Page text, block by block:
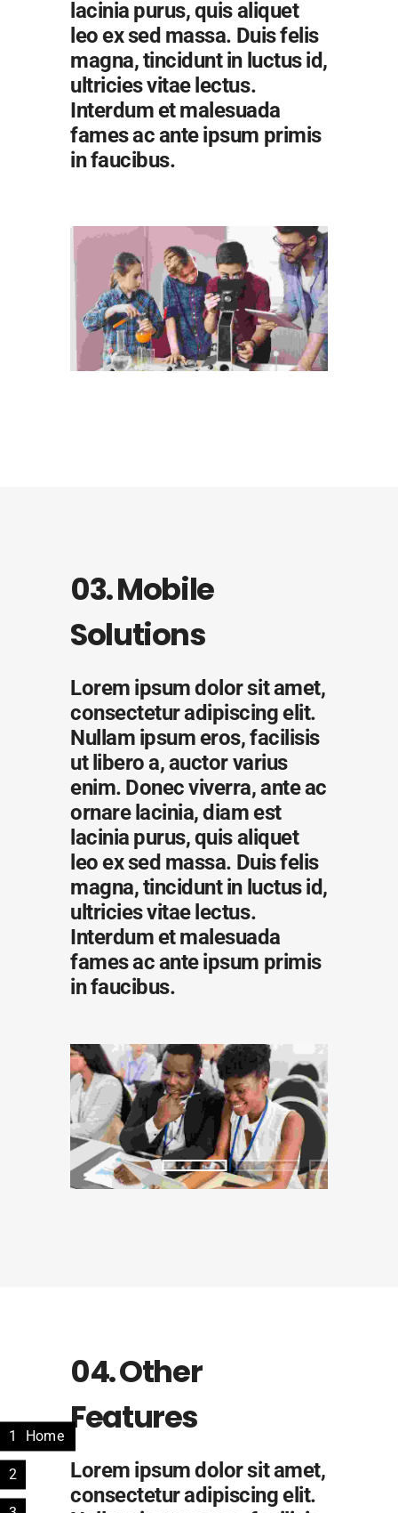
lacinia purus, quis aliquet
leo ex sed massa. Duis felis
magna, tincidunt in luctus id,
ultricies vitae lectus.
Interdum et malesuada
fames ac ante ipsum primis
in faucibus.
03. Mobile
Solutions
Lorem ipsum dolor sit amet,
consectetur adipiscing elit.
Nullam ipsum eros, facilisis
ut libero a, auctor varius
enim. Donec viverra, ante ac
ornare lacinia, diam est
lacinia purus, quis aliquet
leo ex sed massa. Duis felis
magna, tincidunt in luctus id,
ultricies vitae lectus.
Interdum et malesuada
fames ac ante ipsum primis
in faucibus.
04. Other
Features
Lorem ipsum dolor sit amet,
consectetur adipiscing elit.
1 Home
2